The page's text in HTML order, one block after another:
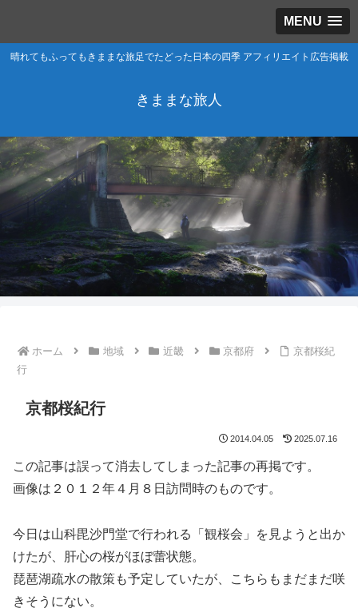
MENU
晴れてもふってもきままな旅足でたどった日本の四季 アフィリエイト広告掲載
きままな旅人
ホーム 地域 近畿 京都府
京都桜紀
行
京都桜紀行
2014.04.05 2025.07.16
この記事は誤って消去してしまった記事の再掲です。
画像は２０１２年４月８日訪問時のものです。
今日は山科毘沙門堂で行われる「観桜会」を見ようと出か
けたが、肝心の桜がほぼ蕾状態。
琵琶湖疏水の散策も予定していたが、こちらもまだまだ咲
きそうにない。